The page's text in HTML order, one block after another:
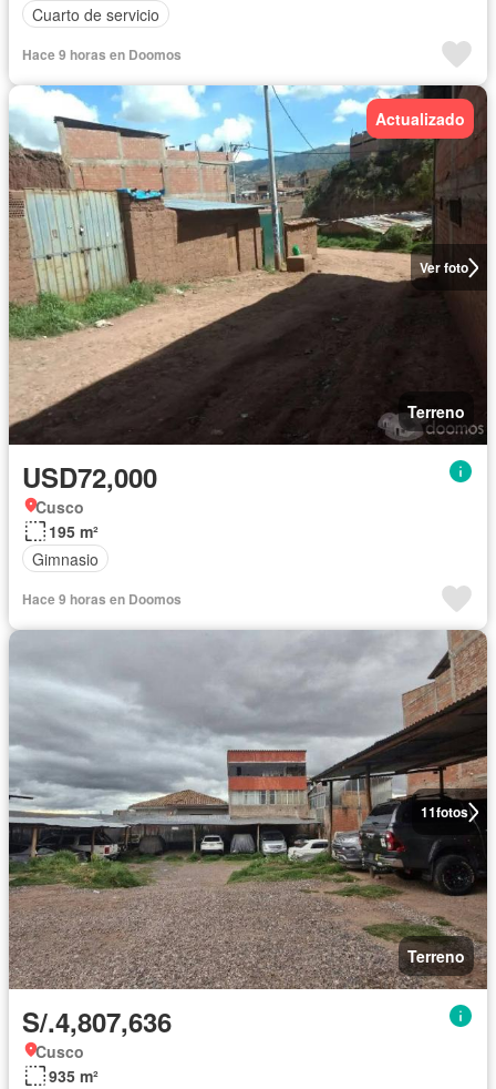
Cuarto de servicio
Hace 9 horas en Doomos
Ver foto
Actualizado
Terreno
USD72,000
Cusco
195 m²
Gimnasio
Hace 9 horas en Doomos
11fotos
Terreno
S/.4,807,636
Cusco
935 m²